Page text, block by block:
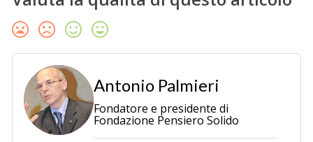
Antonio Palmieri
Fondatore e presidente di
Fondazione Pensiero Solido